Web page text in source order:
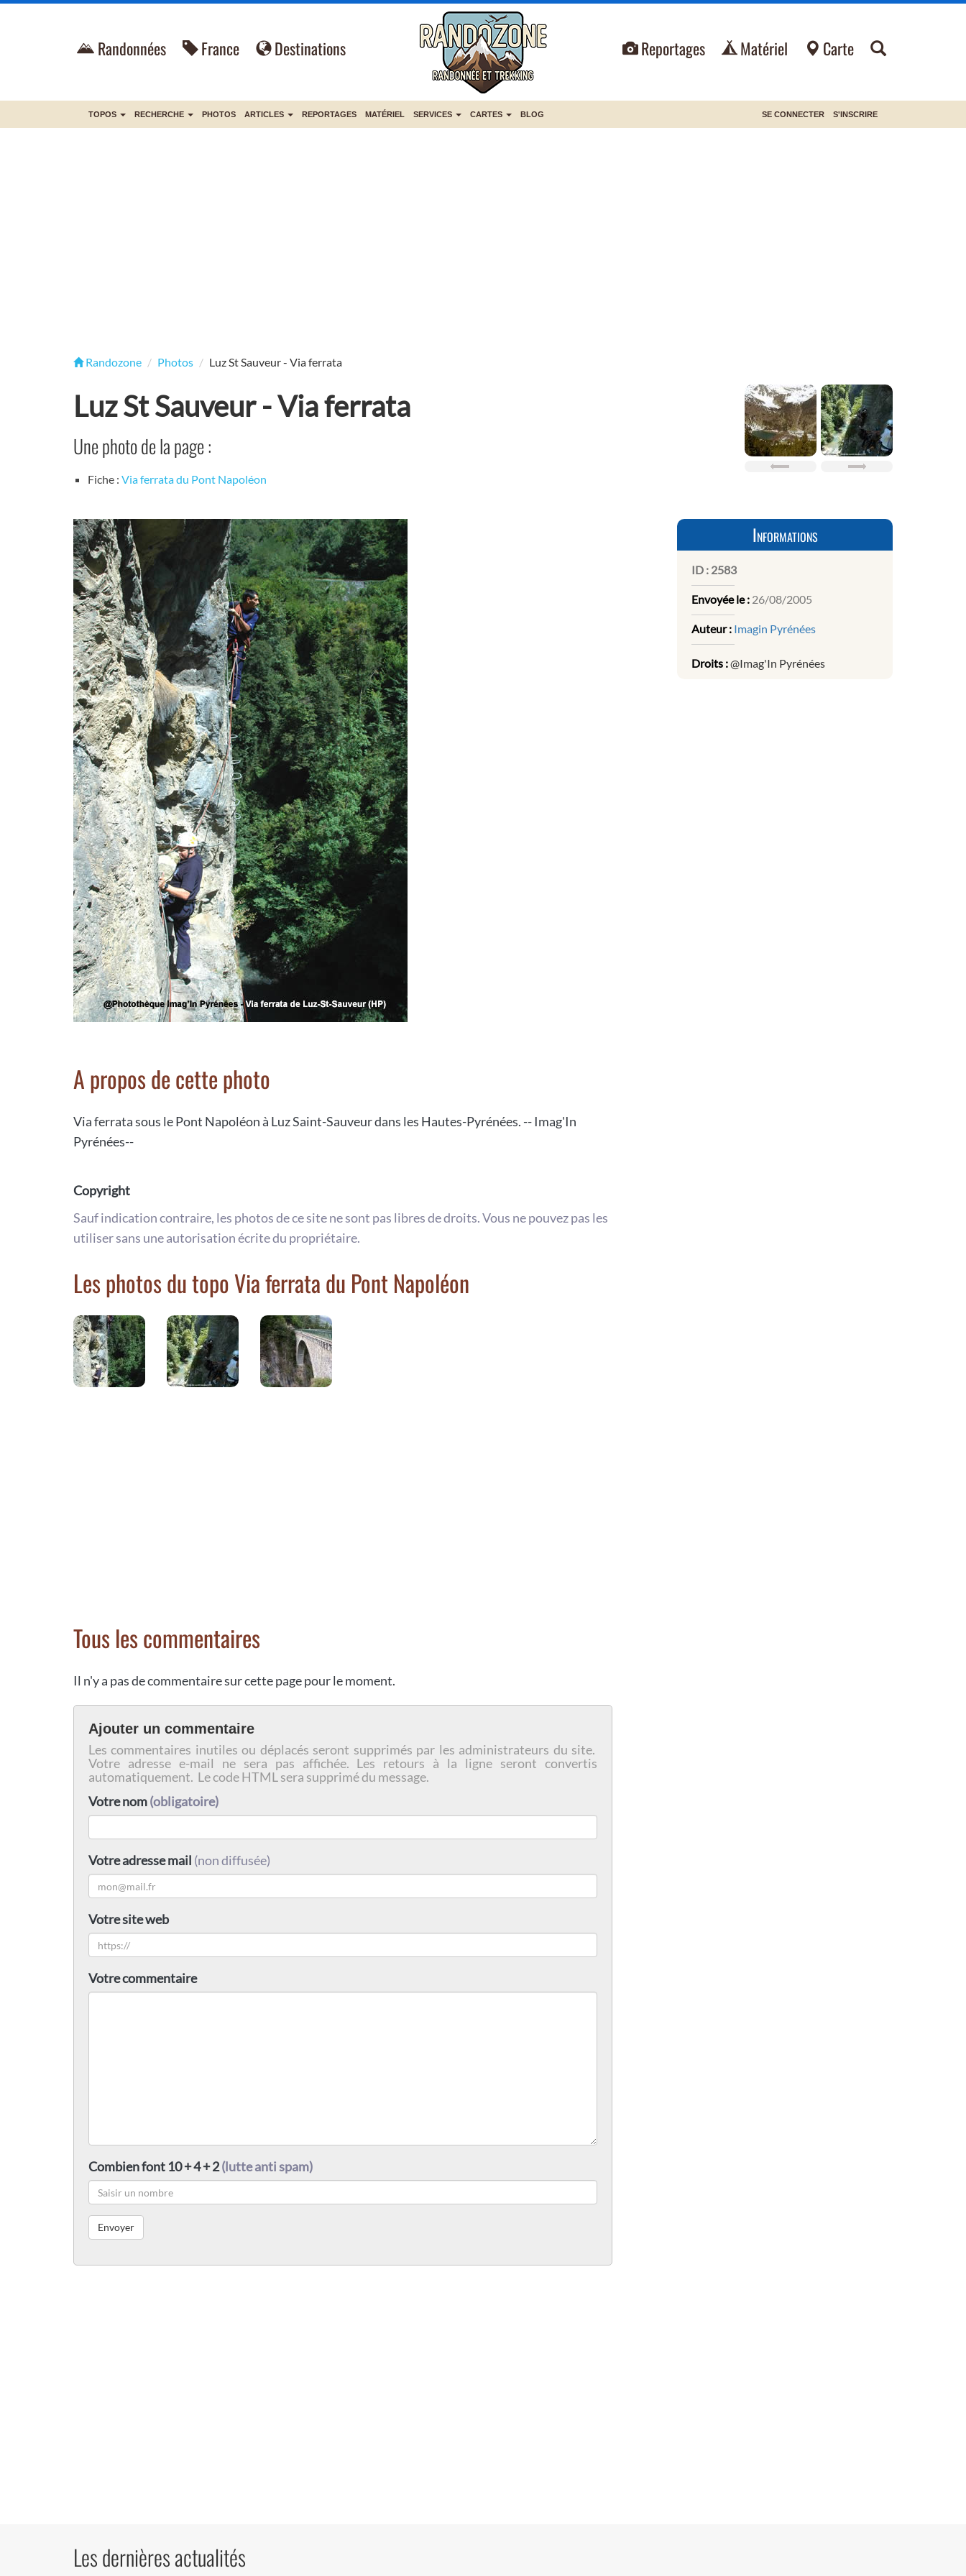
Randonnées France Destinations Reportages Matériel Carte
TOPOS RECHERCHE PHOTOS ARTICLES REPORTAGES MATÉRIEL SERVICES CARTES BLOG SE CONNECTER S'INSCRIRE
Randozone Photos Luz St Sauveur - Via ferrata
Luz St Sauveur - Via ferrata
Une photo de la page :
Fiche : Via ferrata du Pont Napoléon
A propos de cette photo
Via ferrata sous le Pont Napoléon à Luz Saint-Sauveur dans les Hautes-Pyrénées. -- Imag'In
Pyrénées--
Copyright
Sauf indication contraire, les photos de ce site ne sont pas libres de droits. Vous ne pouvez pas les
utiliser sans une autorisation écrite du propriétaire.
Les photos du topo Via ferrata du Pont Napoléon
Tous les commentaires
Il n'y a pas de commentaire sur cette page pour le moment.
Ajouter un commentaire
Les commentaires inutiles ou déplacés seront supprimés par les administrateurs du site.
Votre adresse e-mail ne sera pas affichée. Les retours à la ligne seront convertis
automatiquement. Le code HTML sera supprimé du message.
Votre nom(obligatoire)
Votre adresse mail (non diffusée)
Votre site web
Votre commentaire
Combien font 10 + 4 + 2(lutte anti spam)
Informations
ID : 2583
Envoyée le : 26/08/2005
Auteur : Imagin Pyrénées
Droits :@Imag'In Pyrénées
Les dernières actualités